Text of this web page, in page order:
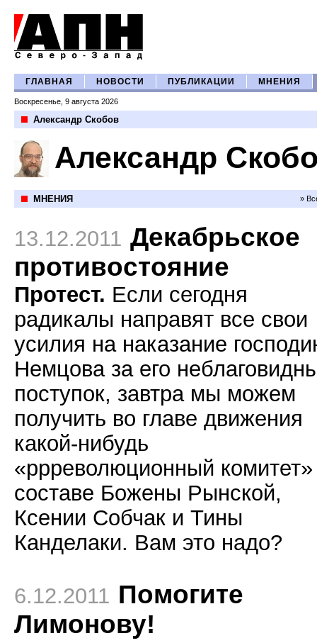
ГЛАВНАЯ НОВОСТИ ПУБЛИКАЦИИ МНЕНИЯ
Воскресенье, 9 августа 2026
Александр Скобов
Александр
МНЕНИЯ »
13.12.2011 Декабрьское
противостояние
Протест. Если сегодня
радикалы направят все свои
усилия на наказание
Немцова за его
поступок, завтра мы можем
получить во главе движения
какой-нибудь
«ррреволюционный комитет»
составе Божены Рынской,
Ксении Собчак и Тины
Канделаки. Вам это надо?
6.12.2011 Помогите
Лимонову!